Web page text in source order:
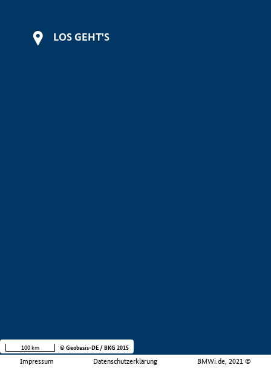
LOS GEHT'S
Impressum Datenschutzerklärung BMWi.de, 2021 ©
100 km © Geobasis-DE / BKG 2015